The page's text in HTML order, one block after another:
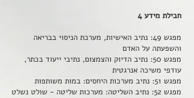
חבילת מידע 4
מפגש 49: נתיב האישיות, מערכת הניסוי בבריאה
והשפעתה על האדם
מפגש 50: נתיב הדיוק והצמצום, נתיבי ייעוד בכתר,
עודפי משיכה אנרגטית
מפגש 51: נתיב מערכות היחסים: במות משותפות
מפגש 52: נתיב השליטה: מערכות שליטה - שולט נשלט